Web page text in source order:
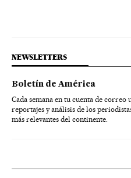
NEWSLETTERS
Boletín de América
Cada semana en tu cuenta de correo
reportajes y análisis de los
más relevantes del continente.